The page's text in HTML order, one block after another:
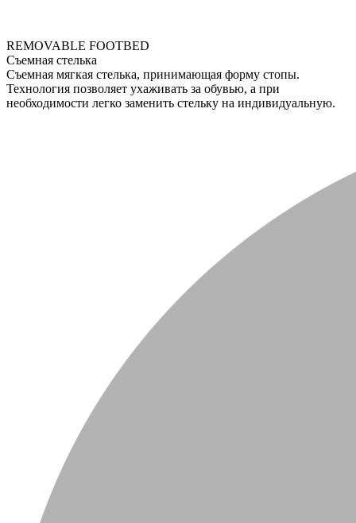
REMOVABLE FOOTBED
Съемная стелька
Съемная мягкая стелька, принимающая форму стопы.
Технология позволяет ухаживать за обувью, а при
необходимости легко заменить стельку на индивидуальную.